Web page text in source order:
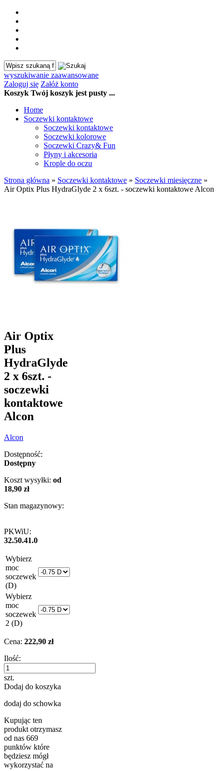
wyszukiwanie zaawansowane
Zaloguj się Załóż konto
Koszyk Twój koszyk jest pusty ...
Home
Soczewki kontaktowe
Soczewki kontaktowe
Soczewki kolorowe
Soczewki Crazy& Fun
Płyny i akcesoria
Krople do oczu
Strona główna » Soczewki kontaktowe » Soczewki miesięczne »
Air Optix Plus HydraGlyde 2 x 6szt. - soczewki kontaktowe Alcon
Air Optix
Plus
HydraGlyde
2 x 6szt. -
soczewki
kontaktowe
Alcon
Alcon
Dostępność:
Dostępny
Koszt wysyłki: od
18,90 zł
Stan magazynowy:
PKWiU:
32.50.41.0
Wybierz
moc
soczewek
(D)
Wybierz
moc
soczewek
2 (D)
Cena: 222,90 zł
Ilość:
szt.
Dodaj do koszyka
dodaj do schowka
Kupując ten
produkt otrzymasz
od nas 669
punktów które
będziesz mógł
wykorzystać na